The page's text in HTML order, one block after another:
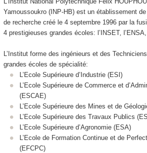
Yamoussoukro (INP-HB) est un établissement
de recherche créé le 4 septembre 1996 par la
4 prestigieuses grandes écoles: l’INSET,
L’Institut forme des ingénieurs et des
grandes écoles de spécialité:
L’Ecole Supérieure d’Industrie (ESI)
L’Ecole Supérieure de Commerce et
(ESCAE)
L’Ecole Supérieure des Mines et de
L’Ecole Supérieure des Travaux Publics
L’Ecole Supérieure d’Agronomie (ESA)
L’Ecole de Formation Continue et de
(EFCPC)